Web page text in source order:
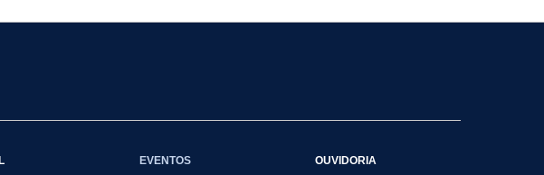
EVENTOS OUVIDORIA